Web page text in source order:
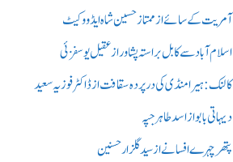
آمریت کے سائے از ممتاز حسین شاہ ایڈووکیٹ
اسلام آباد سے کابل براستہ پشاور از عقیل یوسفزئی
کالنک: ہیرا منڈی کی در پردہ سقافت از ڈاکٹر فوزیہ سعید
دیہاتی بابو از اسد طاہر جپہ
پتھر چہرے افسانے از سید گلزار حسنین